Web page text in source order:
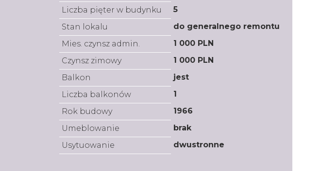
Liczba pięter w budynku
5
Stan lokalu
do generalnego remontu
Mies. czynsz admin.
1 000 PLN
Czynsz zimowy
1 000 PLN
Balkon
jest
Liczba balkonów
1
Rok budowy
1966
Umeblowanie
brak
Usytuowanie
dwustronne